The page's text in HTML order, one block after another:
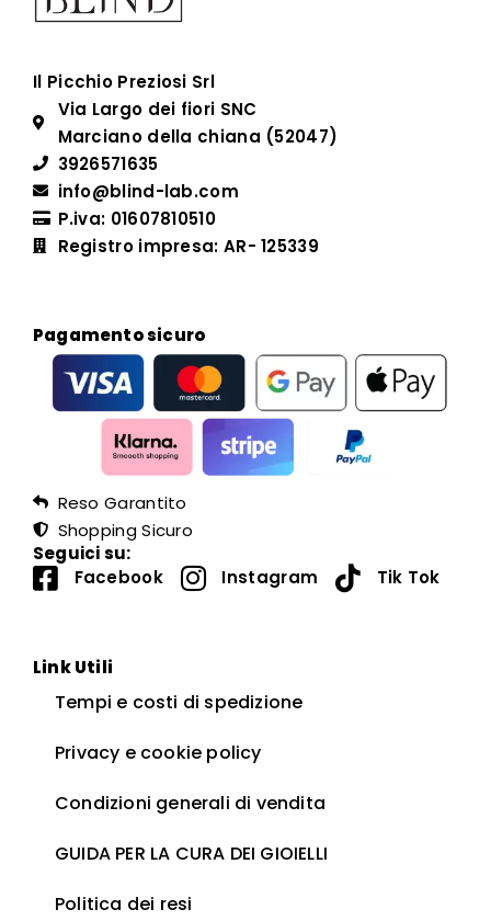
Il Picchio Preziosi Srl
Via Largo dei fiori SNC
Marciano della chiana (52047)
3926571635
info@blind-lab.com
P.iva: 01607810510
Registro impresa: AR- 125339
Pagamento sicuro
Reso Garantito
Shopping Sicuro
Seguici su:
Facebook
Instagram Tik Tok
Link Utili
Tempi e costi di spedizione
Privacy e cookie policy
Condizioni generali di vendita
GUIDA PER LA CURA DEI GIOIELLI ​
Politica dei resi